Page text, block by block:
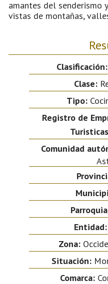
amantes del senderismo
vistas de montañas,
Clasificación:
Clase:
Tipo:
Registro de
Comunidad
Entidad:
Zona:
Situación:
Comarca: